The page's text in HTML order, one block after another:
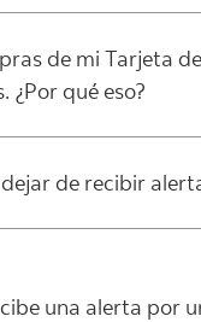
de mi Tarjeta
¿Por qué eso?
de recibir
una alerta por